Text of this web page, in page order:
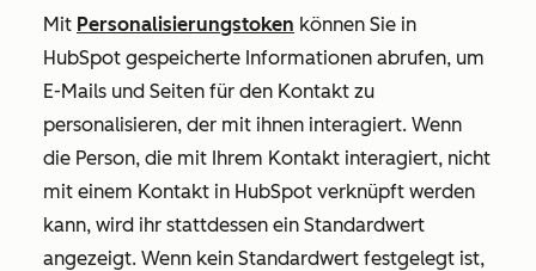
Mit Personalisierungstoken können Sie in
HubSpot gespeicherte Informationen abrufen, um
E-Mails und Seiten für den Kontakt zu
personalisieren, der mit ihnen interagiert. Wenn
die Person, die mit Ihrem Kontakt interagiert, nicht
mit einem Kontakt in HubSpot verknüpft werden
kann, wird ihr stattdessen ein Standardwert
angezeigt. Wenn kein Standardwert festgelegt ist,